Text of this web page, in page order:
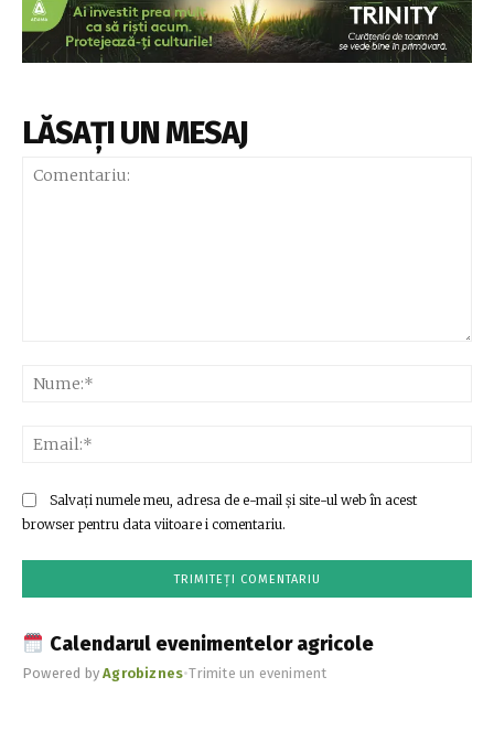
LĂSAȚI UN MESAJ
Salvați numele meu, adresa de e-mail și site-ul web în acest
browser pentru data viitoare i comentariu.
Calendarul evenimentelor agricole
Powered byAgrobiznes•Trimite un eveniment